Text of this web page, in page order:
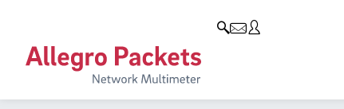
Allegro Network Multimeter
Analyse-Module
Resources & Service
Use Cases
Solution Briefs
Unternehmen
Unternehmen
Kunden